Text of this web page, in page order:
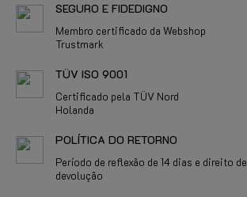
SEGURO E FIDEDIGNO
Membro certificado da Webshop
Trustmark
TÜV ISO 9001
Certificado pela TÜV Nord
Holanda
POLÍTICA DO RETORNO
Período de reflexão de 14 dias e direito de
devolução